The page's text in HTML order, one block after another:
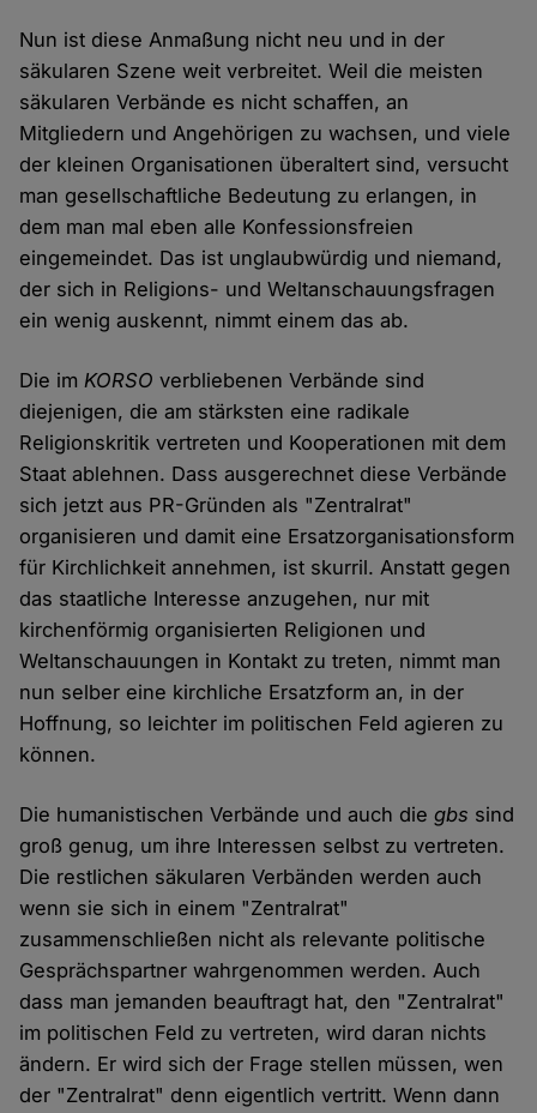
Nun ist diese Anmaßung nicht neu und in der
säkularen Szene weit verbreitet. Weil die meisten
säkularen Verbände es nicht schaffen, an
Mitgliedern und Angehörigen zu wachsen, und viele
der kleinen Organisationen überaltert sind, versucht
man gesellschaftliche Bedeutung zu erlangen, in
dem man mal eben alle Konfessionsfreien
eingemeindet. Das ist unglaubwürdig und niemand,
der sich in Religions- und Weltanschauungsfragen
ein wenig auskennt, nimmt einem das ab.
Die imKORSO verbliebenen Verbände sind
diejenigen, die am stärksten eine radikale
Religionskritik vertreten und Kooperationen mit dem
Staat ablehnen. Dass ausgerechnet diese Verbände
sich jetzt aus PR-Gründen als "Zentralrat"
organisieren und damit eine Ersatzorganisationsform
für Kirchlichkeit annehmen, ist skurril. Anstatt gegen
das staatliche Interesse anzugehen, nur mit
kirchenförmig organisierten Religionen und
Weltanschauungen in Kontakt zu treten, nimmt man
nun selber eine kirchliche Ersatzform an, in der
Hoffnung, so leichter im politischen Feld agieren zu
können.
Die humanistischen Verbände und auch diegbs sind
groß genug, um ihre Interessen selbst zu vertreten.
Die restlichen säkularen Verbänden werden auch
wenn sie sich in einem "Zentralrat"
zusammenschließen nicht als relevante politische
Gesprächspartner wahrgenommen werden. Auch
dass man jemanden beauftragt hat, den "Zentralrat"
im politischen Feld zu vertreten, wird daran nichts
ändern. Er wird sich der Frage stellen müssen, wen
der "Zentralrat" denn eigentlich vertritt. Wenn dann